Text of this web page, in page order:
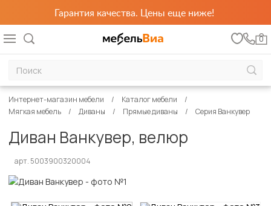
Гарантия качества. Цены еще ниже!
0
Интернет-магазин мебели
Каталог мебели
Мягкая мебель
Диваны Прямые диваны Серия Ванкувер
Диван Ванкувер, велюр
арт. 5003900320004